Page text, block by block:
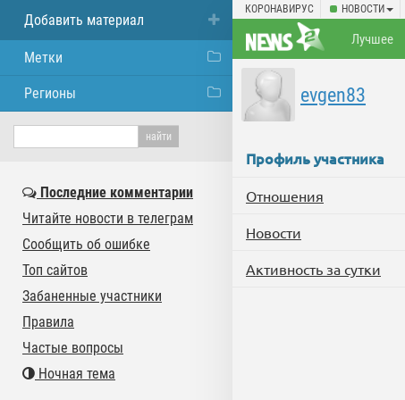
КОРОНАВИРУС НОВОСТИ
Лучшее
evgen83
Профиль участника
Отношения
Новости
Активность за сутки
Добавить материал
Метки
Регионы
Последние комментарии
Читайте новости в телеграм
Сообщить об ошибке
Топ сайтов
Забаненные участники
Правила
Частые вопросы
Ночная тема